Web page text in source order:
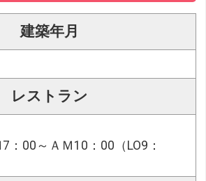
建築年月
レストラン
：00～ＡＭ10：00（LO9：